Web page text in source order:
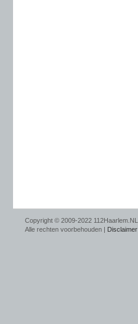
Copyright © 2009-2022 112Haarlem.NL
Alle rechten voorbehouden | Disclaimer